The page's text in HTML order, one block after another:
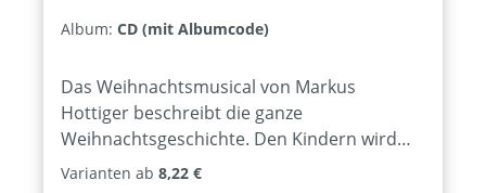
Album: CD (mit Albumcode)
Das Weihnachtsmusical von Markus
Hottiger beschreibt die ganze
Weihnachtsgeschichte. Den Kindern wird
nicht nur die biblische
Varianten ab 8,22 €